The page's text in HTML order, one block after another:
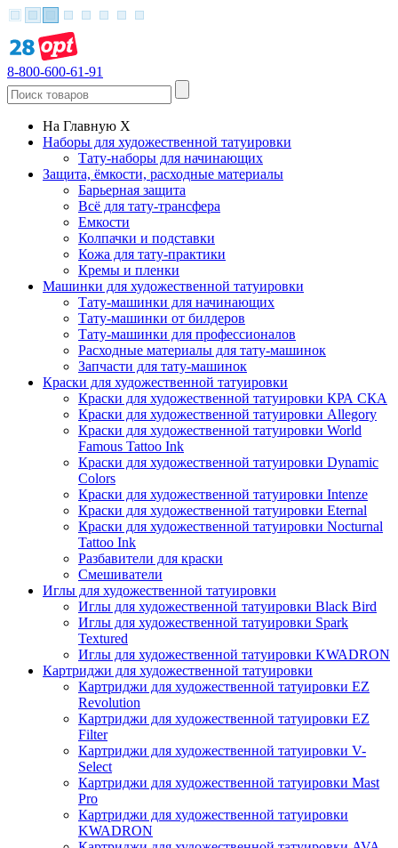
8-800-600-61-91
На Главную X
Наборы для художественной татуировки
Тату-наборы для начинающих
Защита, ёмкости, расходные материалы
Барьерная защита
Всё для тату-трансфера
Емкости
Колпачки и подставки
Кожа для тату-практики
Кремы и пленки
Машинки для художественной татуировки
Тату-машинки для начинающих
Тату-машинки от билдеров
Тату-машинки для профессионалов
Расходные материалы для тату-машинок
Запчасти для тату-машинок
Краски для художественной татуировки
Краски для художественной татуировки КРА СКА
Краски для художественной татуировки Allegory
Краски для художественной татуировки World
Famous Tattoo Ink
Краски для художественной татуировки Dynamic
Colors
Краски для художественной татуировки Intenze
Краски для художественной татуировки Eternal
Краски для художественной татуировки Nocturnal
Tattoo Ink
Разбавители для краски
Смешиватели
Иглы для художественной татуировки
Иглы для художественной татуировки Black Bird
Иглы для художественной татуировки Spark
Textured
Иглы для художественной татуировки KWADRON
Картриджи для художественной татуировки
Картриджи для художественной татуировки EZ
Revolution
Картриджи для художественной татуировки EZ
Filter
Картриджи для художественной татуировки V-
Select
Картриджи для художественной татуировки Mast
Pro
Картриджи для художественной татуировки
KWADRON